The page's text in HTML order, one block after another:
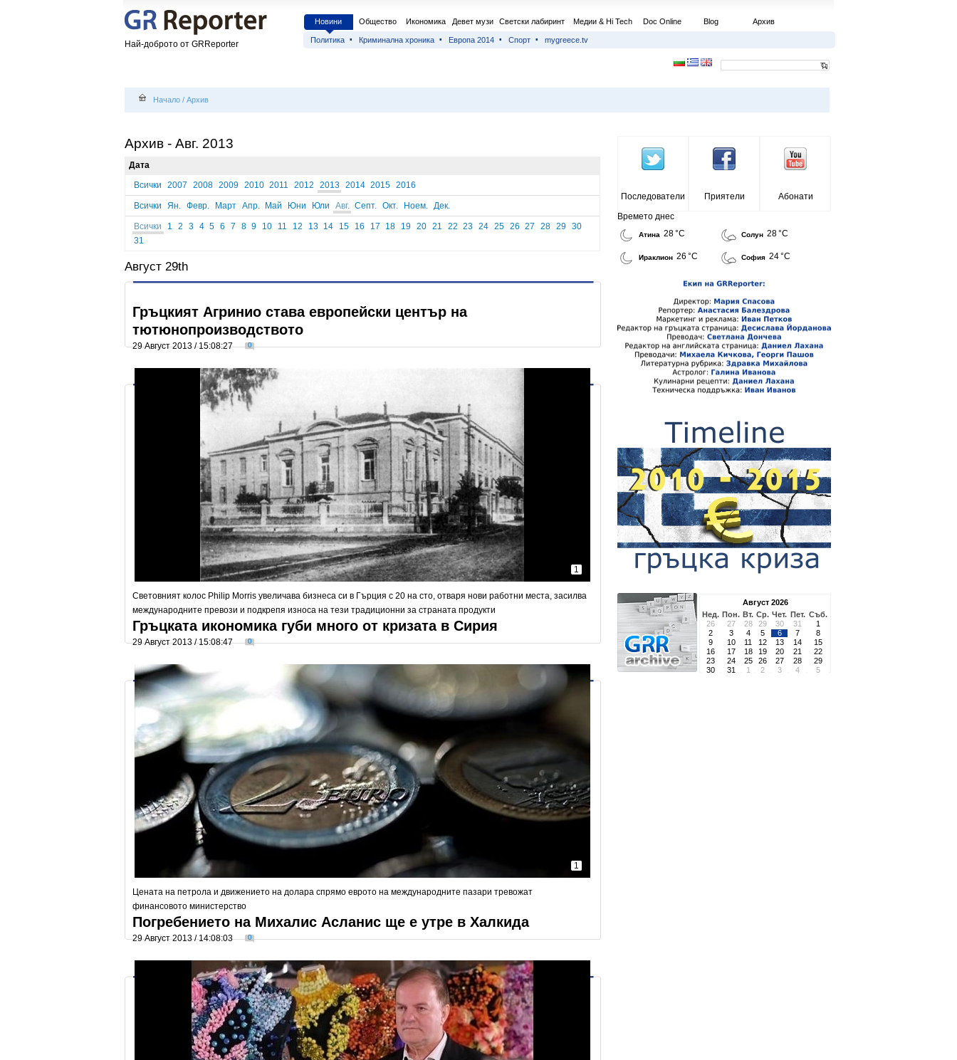
Най-доброто от GRReporter
Новини Общество Икономика Девет музи Светски лабиринт Медии & Hi Tech Doc Online Blog Архив
Политика Криминална хроника Европа 2014 Спорт mygreece.tv
Начало / Архив
Архив - Авг. 2013
Дата
Всички
2007 2008 2009 2010 2011 2012 2013 2014 2015 2016
Всички Ян. Февр. Март Апр. Май Юни Юли Авг. Септ. Окт. Ноем. Дек.
Всички 1 2 3 4 5 6 7 8 9 10 11 12 13 14 15 16 17 18 19 20 21 22 23 24 25 26 27 28 29 30
31
Август 29th
Гръцкият Агринио става европейски център на
тютюнопроизводството
29 Август 2013 / 15:08:27 0
1
Световният колос Philip Morris увеличава бизнеса си в Гърция с 20 на сто, отваря нови работни места, засилва
международните превози и подкрепя износа на тези традиционни за страната продукти
Гръцката икономика губи много от кризата в Сирия
29 Август 2013 / 15:08:47 0
1
Цената на петрола и движението на долара спрямо еврото на международните пазари тревожат
финансовото министерство
Погребението на Михалис Асланис ще е утре в Халкида
29 Август 2013 / 14:08:03 0
Последователи Приятели
Абонати
Времето днес
Атина 28 °C Солун 28 °C
Ираклион 26 °C София 24 °C
Август 2026
Нед. Пон. Вт. Ср. Чет. Пет. Съб.
26
27 28 29 30 31
1
2
3 4 5 6 7
8
9
10 11 12 13 14
15
16
17 18 19 20 21
22
23
24 25 26 27 28
29
30
31 1 2 3 4 5